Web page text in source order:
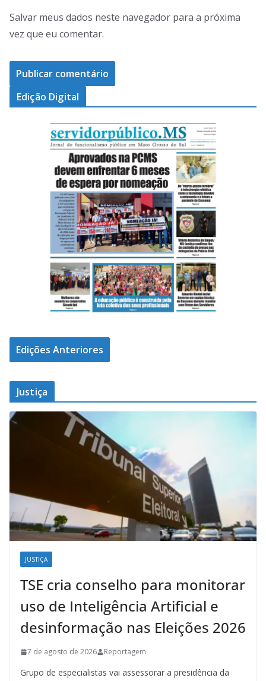
Salvar meus dados neste navegador para a próxima
vez que eu comentar.
Edição Digital
Edições Anteriores
Justiça
JUSTIÇA
TSE cria conselho para monitorar
uso de Inteligência Artificial e
desinformação nas Eleições 2026
7 de agosto de 2026 Reportagem
Grupo de especialistas vai assessorar a presidência da